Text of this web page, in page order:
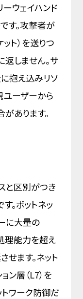
ウェイハンド
す。攻撃者が
ト）を送りつ
しません。サ
抱え込みリソ
ユーザーから
あります。
と区別がつき
。ボットネッ
に大量の
理能力を超え
せます。ネット
ン層（L7）を
ワーク防御だ